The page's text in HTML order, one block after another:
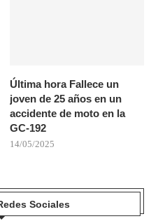
Última hora Fallece un
joven de 25 años en un
accidente de moto en la
GC-192
14/05/2025
Sociales